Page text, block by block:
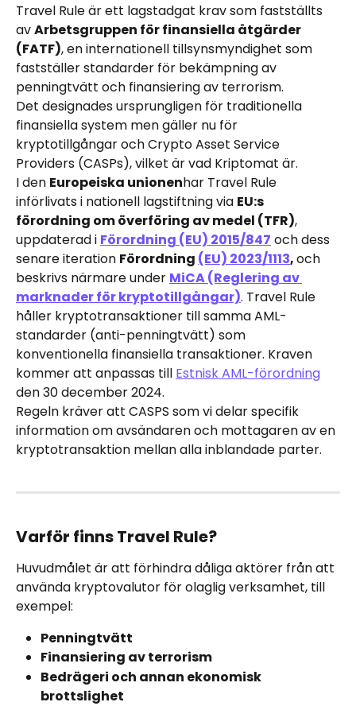
Travel Rule är ett lagstadgat krav som fastställts
av Arbetsgruppen för finansiella åtgärder
(FATF), en internationell tillsynsmyndighet som
fastställer standarder för bekämpning av
penningtvätt och finansiering av terrorism.
Det designades ursprungligen för traditionella
finansiella system men gäller nu för
kryptotillgångar och Crypto Asset Service
Providers (CASPs), vilket är vad Kriptomat är.
I den Europeiska unionenhar Travel Rule
införlivats i nationell lagstiftning via EU:s
förordning om överföring av medel (TFR),
uppdaterad i Förordning (EU) 2015/847 och dess
senare iteration Förordning (EU) 2023/1113, och
beskrivs närmare under MiCA (Reglering av
marknader för kryptotillgångar). Travel Rule
håller kryptotransaktioner till samma AML-
standarder (anti-penningtvätt) som
konventionella finansiella transaktioner. Kraven
kommer att anpassas till Estnisk AML-förordning
den 30 december 2024.
Regeln kräver att CASPS som vi delar specifik
information om avsändaren och mottagaren av en
kryptotransaktion mellan alla inblandade parter.
Varför finns Travel Rule?
Huvudmålet är att förhindra dåliga aktörer från att
använda kryptovalutor för olaglig verksamhet, till
exempel:
Penningtvätt
Finansiering av terrorism
Bedrägeri och annan ekonomisk
brottslighet